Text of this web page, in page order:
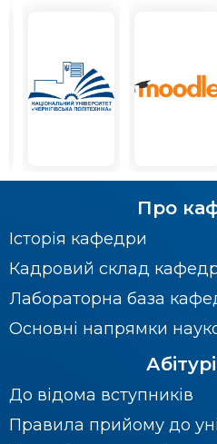
Про
Історія кафедри
Кадровий склад
Лабораторна база
Основні напрямки
До відома вступників
Правила прийому до